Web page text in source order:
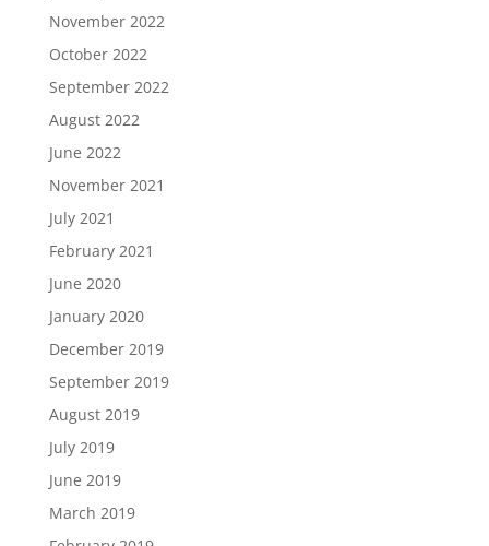
November 2022
October 2022
September 2022
August 2022
June 2022
November 2021
July 2021
February 2021
June 2020
January 2020
December 2019
September 2019
August 2019
July 2019
June 2019
March 2019